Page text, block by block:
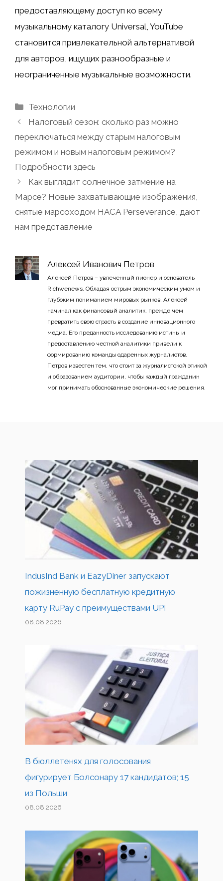
предоставляющему доступ ко всему
музыкальному каталогу Universal, YouTube
становится привлекательной альтернативой
для авторов, ищущих разнообразные и
неограниченные музыкальные возможности.
Рубрики
Технологии
Налоговый сезон: сколько раз можно
переключаться между старым налоговым
режимом и новым налоговым режимом?
Подробности здесь
Как выглядит солнечное затмение на
Марсе? Новые захватывающие изображения,
снятые марсоходом НАСА Perseverance, дают
нам представление
Алексей Иванович Петров
Алексей Петров – увлеченный пионер и основатель
Richwenews. Обладая острым экономическим умом и
глубоким пониманием мировых рынков, Алексей
начинал как финансовый аналитик, прежде чем
превратить свою страсть в создание инновационного
медиа. Его преданность исследованию истины и
предоставлению честной аналитики привели к
формированию команды одаренных журналистов.
Петров известен тем, что стоит за журналистской этикой
и образованием аудитории, чтобы каждый гражданин
мог принимать обоснованные экономические решения.
IndusInd Bank и EazyDiner запускают
пожизненную бесплатную кредитную
карту RuPay с преимуществами UPI
08.08.2026
В бюллетенях для голосования
фигурирует Болсонару 17 кандидатов; 15
из Польши
08.08.2026